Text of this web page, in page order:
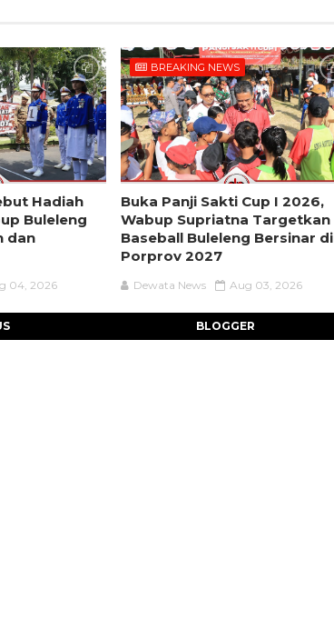
Hadiah
Buleleng
dan
04, 2026
BREAKING NEWS
Buka Panji Sakti Cup I 2026,
Wabup Supriatna Targetkan
Baseball Buleleng Bersinar di
Porprov 2027
Dewata News Aug 03, 2026
BLOGGER